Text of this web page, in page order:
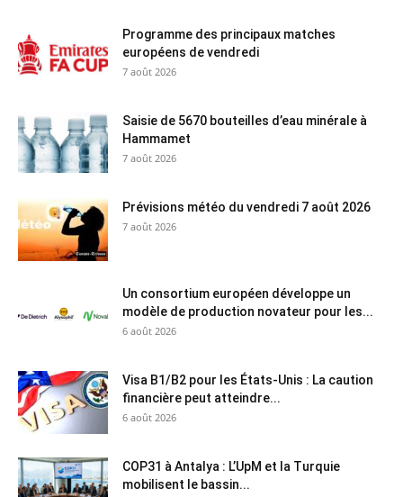
Programme des principaux matches
européens de vendredi
7 août 2026
Saisie de 5670 bouteilles d’eau minérale à
Hammamet
7 août 2026
Prévisions météo du vendredi 7 août 2026
7 août 2026
Un consortium européen développe un
modèle de production novateur pour les...
6 août 2026
Visa B1/B2 pour les États-Unis : La caution
financière peut atteindre...
6 août 2026
COP31 à Antalya : L’UpM et la Turquie
mobilisent le bassin...